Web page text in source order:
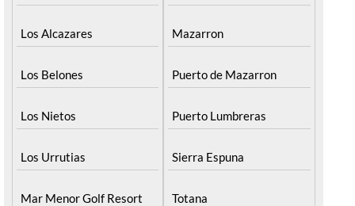
Los Alcazares
Los Belones
Los Nietos
Los Urrutias
Mar Menor Golf Resort
Mazarron
Puerto de Mazarron
Puerto Lumbreras
Sierra Espuna
Totana